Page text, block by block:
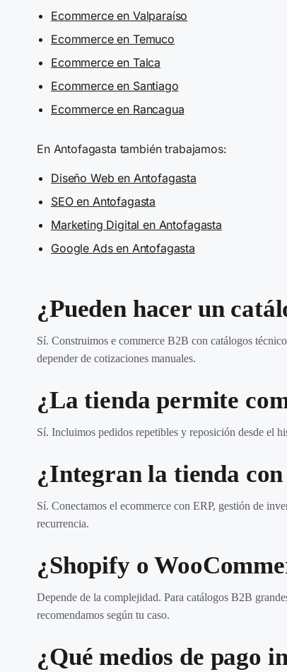
Ecommerce en Valparaíso
Ecommerce en Temuco
Ecommerce en Talca
Ecommerce en Santiago
Ecommerce en Rancagua
En Antofagasta también trabajamos:
Diseño Web en Antofagasta
SEO en Antofagasta
Marketing Digital en Antofagasta
Google Ads en Antofagasta
¿Pueden hacer un
Sí. Construimos e commerce B2B con catálogos
depender de cotizaciones manuales.
¿La tienda permite
Sí. Incluimos pedidos repetibles y reposición desde el
¿Integran la tienda
Sí. Conectamos el ecommerce con ERP, gestión de
recurrencia.
¿Shopify o
Depende de la complejidad. Para catálogos B2B
recomendamos según tu caso.
¿Qué medios de pago